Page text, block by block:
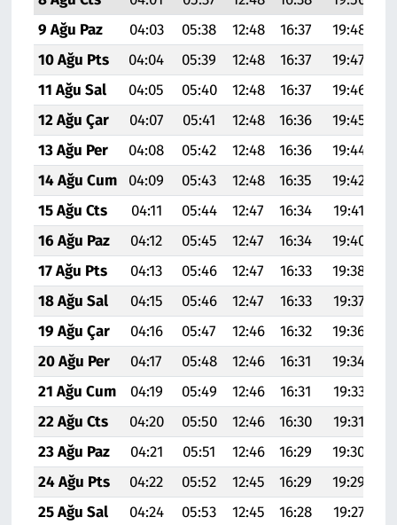
9 Ağu Paz
04:03 05:38 12:48 16:37 19:48
10 Ağu Pts
04:04 05:39 12:48 16:37 19:47
11 Ağu Sal
04:05 05:40 12:48 16:37 19:46
12 Ağu Çar
04:07 05:41 12:48 16:36 19:45
13 Ağu Per
04:08 05:42 12:48 16:36 19:44
14 Ağu Cum
04:09 05:43 12:48 16:35 19:42
15 Ağu Cts
04:11 05:44 12:47 16:34 19:41
16 Ağu Paz
04:12 05:45 12:47 16:34 19:40
17 Ağu Pts
04:13 05:46 12:47 16:33 19:38
18 Ağu Sal
04:15 05:46 12:47 16:33 19:37
19 Ağu Çar
04:16 05:47 12:46 16:32 19:36
20 Ağu Per
04:17 05:48 12:46 16:31 19:34
21 Ağu Cum
04:19 05:49 12:46 16:31 19:33
22 Ağu Cts
04:20 05:50 12:46 16:30 19:31
23 Ağu Paz
04:21 05:51 12:46 16:29 19:30
24 Ağu Pts
04:22 05:52 12:45 16:29 19:29
25 Ağu Sal
04:24 05:53 12:45 16:28 19:27